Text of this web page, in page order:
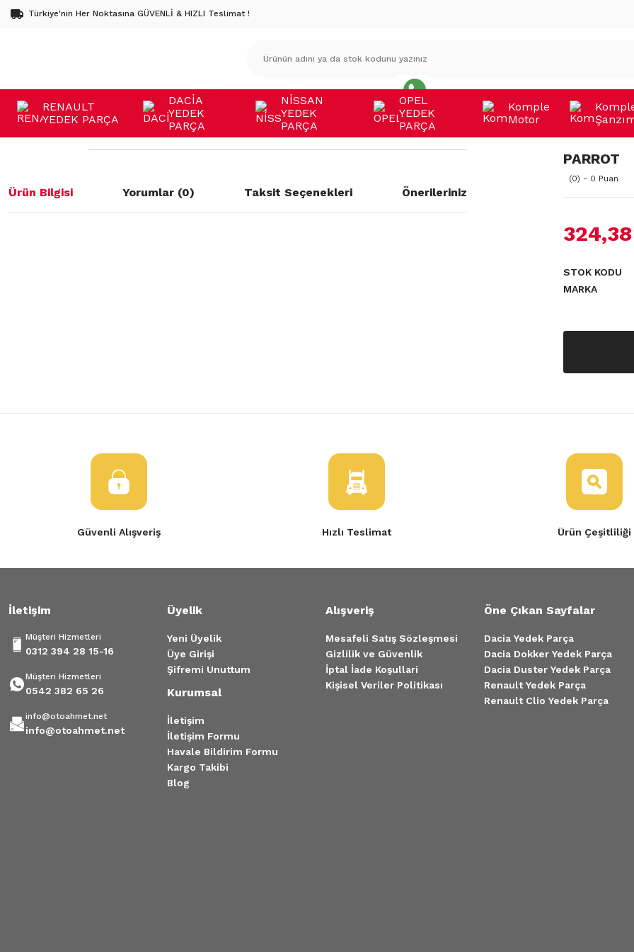
Türkiye'nin Her Noktasına GÜVENLİ & HIZLI Teslimat !
RENAULT
YEDEK PARÇA
DACİA
YEDEK
PARÇA
NİSSAN
YEDEK
PARÇA
OPEL
YEDEK
PARÇA
Komple
Motor
Ürün Bilgisi Yorumlar (0) Taksit Seçenekleri Önerileriniz
PARROT
(0) - 0 Puan
STOK KODU
MARKA
Güvenli Alışveriş Hızlı Teslimat Ürün Çeşitliliği
İletişim
Müşteri Hizmetleri
0312 394 28 15-16
Müşteri Hizmetleri
0542 382 65 26
info@otoahmet.net
info@otoahmet.net
Üyelik
Yeni Üyelik
Üye Girişi
Şifremi Unuttum
Kurumsal
İletişim
İletişim Formu
Havale Bildirim Formu
Kargo Takibi
Blog
Alışveriş
Mesafeli Satış Sözleşmesi
Gizlilik ve Güvenlik
İptal İade Koşullari
Kişisel Veriler Politikası
Öne Çıkan Sayfalar
Dacia Yedek Parça
Dacia Dokker Yedek Parça
Dacia Duster Yedek Parça
Renault Yedek Parça
Renault Clio Yedek Parça